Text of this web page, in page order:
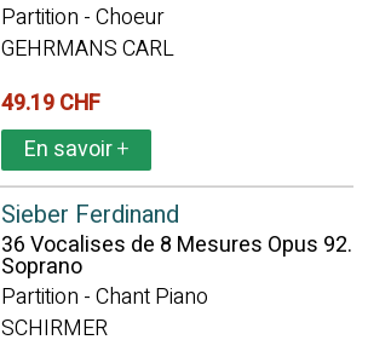
Partition - Choeur
GEHRMANS CARL
49.19 CHF
En savoir+
Sieber Ferdinand
36 Vocalises de 8 Mesures Opus 92.
Soprano
Partition - Chant Piano
SCHIRMER